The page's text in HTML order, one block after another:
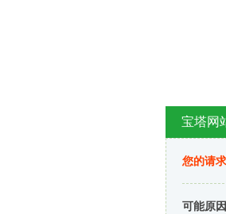
宝塔网
您的请
可能原